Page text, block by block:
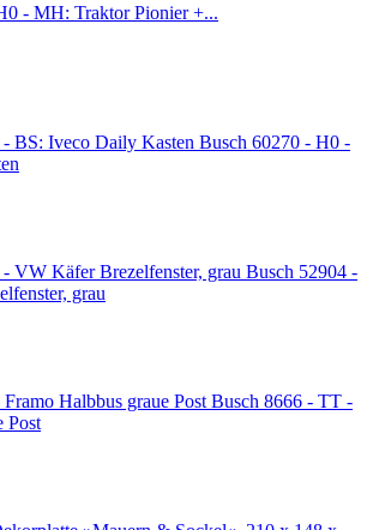
- MH: Traktor Pionier +...
Busch 60270 - H0 -
Busch 52904 -
grau
Busch 8666 - TT -
Post